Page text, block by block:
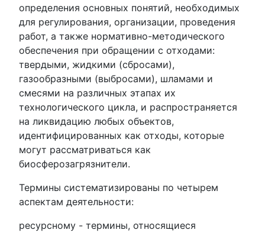
определения основных понятий, необходимых
для регулирования, организации, проведения
работ, а также нормативно-методического
обеспечения при обращении с отходами:
твердыми, жидкими (сбросами),
газообразными (выбросами), шламами и
смесями на различных этапах их
технологического цикла, и распространяется
на ликвидацию любых объектов,
идентифицированных как отходы, которые
могут рассматриваться как
биосферозагрязнители.
Термины систематизированы по четырем
аспектам деятельности:
ресурсному - термины, относящиеся